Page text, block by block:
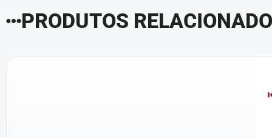
PRODUTOS